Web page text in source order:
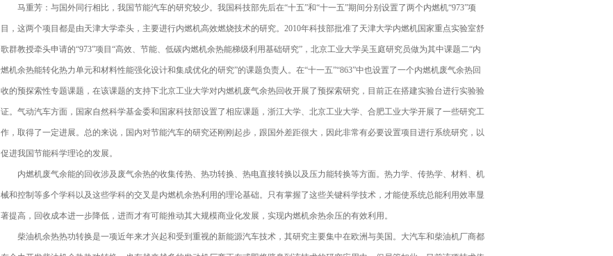
马重芳：与国外同行相比，我国节能汽车的研究较少。我国科技部先后在“十五”和“十一五”期间分别设置了两个内燃机“973”项
目，这两个项目都是由天津大学牵头，主要进行内燃机高效燃烧技术的研究。2010年科技部批准了天津大学内燃机国家重点实验室舒
歌群教授牵头申请的“973”项目“高效、节能、低碳内燃机余热能梯级利用基础研究”，北京工业大学吴玉庭研究员做为其中课题二“内
燃机余热能转化热力单元和材料性能强化设计和集成优化的研究”的课题负责人。在“十一五”“863”中也设置了一个内燃机废气余热回
收的预探索性专题课题，在该课题的支持下北京工业大学对内燃机废气余热回收开展了预探索研究，目前正在搭建实验台进行实验验
证。气动汽车方面，国家自然科学基金委和国家科技部设置了相应课题，浙江大学、北京工业大学、合肥工业大学开展了一些研究工
作，取得了一定进展。总的来说，国内对节能汽车的研究还刚刚起步，跟国外差距很大，因此非常有必要设置项目进行系统研究，以
促进我国节能科学理论的发展。
内燃机废气余能的回收涉及废气余热的收集传热、热功转换、热电直接转换以及压力能转换等方面。热力学、传热学、材料、机
械和控制等多个学科以及这些学科的交叉是内燃机余热利用的理论基础。只有掌握了这些关键科学技术，才能使系统总能利用效率显
著提高，回收成本进一步降低，进而才有可能推动其大规模商业化发展，实现内燃机余热余压的有效利用。
柴油机余热热功转换是一项近年来才兴起和受到重视的新能源汽车技术，其研究主要集中在欧洲与美国。大汽车和柴油机厂商都